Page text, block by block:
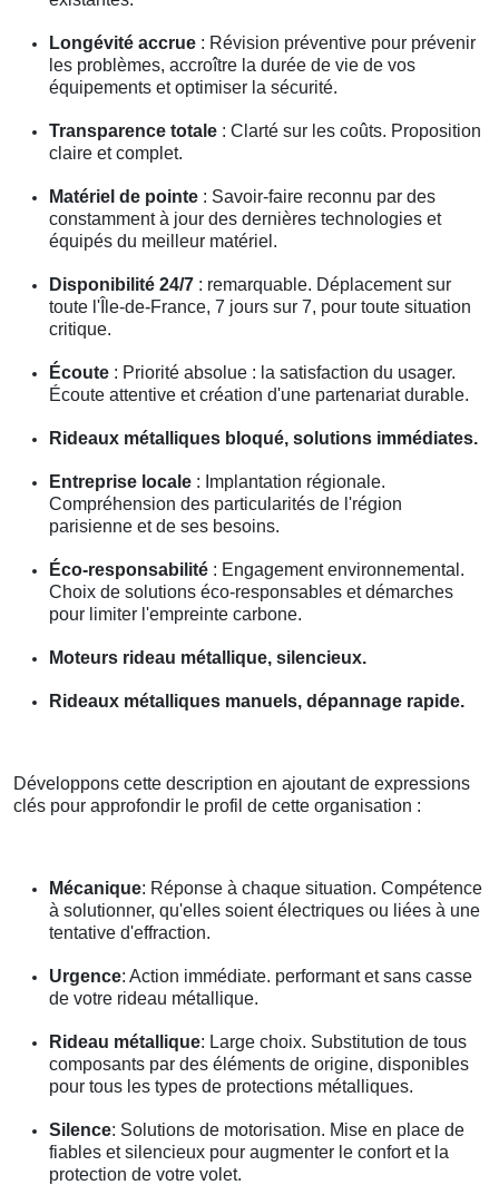
Longévité accrue : Révision préventive pour prévenir
les problèmes, accroître la durée de vie de vos
équipements et optimiser la sécurité.
Transparence totale : Clarté sur les coûts. Proposition
claire et complet.
Matériel de pointe : Savoir-faire reconnu par des
constamment à jour des dernières technologies et
équipés du meilleur matériel.
Disponibilité 24/7 : remarquable. Déplacement sur
toute l'Île-de-France, 7 jours sur 7, pour toute situation
critique.
Écoute : Priorité absolue : la satisfaction du usager.
Écoute attentive et création d'une partenariat durable.
Rideaux métalliques bloqué, solutions immédiates.
Entreprise locale : Implantation régionale.
Compréhension des particularités de l'région
parisienne et de ses besoins.
Éco-responsabilité : Engagement environnemental.
Choix de solutions éco-responsables et démarches
pour limiter l'empreinte carbone.
Moteurs rideau métallique, silencieux.
Rideaux métalliques manuels, dépannage rapide.
Développons cette description en ajoutant de expressions
clés pour approfondir le profil de cette organisation :
Mécanique: Réponse à chaque situation. Compétence
à solutionner, qu'elles soient électriques ou liées à une
tentative d'effraction.
Urgence: Action immédiate. performant et sans casse
de votre rideau métallique.
Rideau métallique: Large choix. Substitution de tous
composants par des éléments de origine, disponibles
pour tous les types de protections métalliques.
Silence: Solutions de motorisation. Mise en place de
fiables et silencieux pour augmenter le confort et la
protection de votre volet.